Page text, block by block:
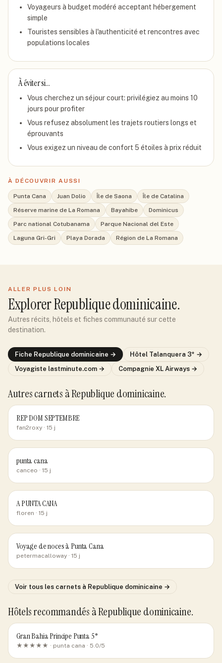
Voyageurs à budget modéré acceptant hébergement
simple
Touristes sensibles à l'authenticité et rencontres avec
populations locales
À éviter si…
Vous cherchez un séjour court: privilégiez au moins 10
jours pour profiter
Vous refusez absolument les trajets routiers longs et
éprouvants
Vous exigez un niveau de confort 5 étoiles à prix réduit
À DÉCOUVRIR AUSSI
Punta Cana Juan Dolio Île de Saona
Île de Catalina
Réserve marine de La Romana
Bayahibe
Dominicus
Parc national Cotubanama
Parque Nacional del Este
Laguna Gri-Gri
Playa Dorada Région de La Romana
ALLER PLUS LOIN
ExplorerRepublique dominicaine.
Autres récits, hôtels et fiches communauté sur cette
destination.
Fiche Republique dominicaine → Hôtel Talanquera 3* →
Voyagiste lastminute.com → Compagnie XL Airways →
Autres carnets à Republique dominicaine.
REP DOM SEPTEMBRE
fan2roxy · 15 j
punta cana
canceo · 15 j
A PUNTA CANA
floren · 15 j
Voyage de noces à Punta Cana
petermacalloway · 15 j
Voir tous les carnets à Republique dominicaine →
Hôtels recommandés à Republique dominicaine.
Gran Bahia Principe Punta 5*
★★★★★ · punta cana · 5.0/5